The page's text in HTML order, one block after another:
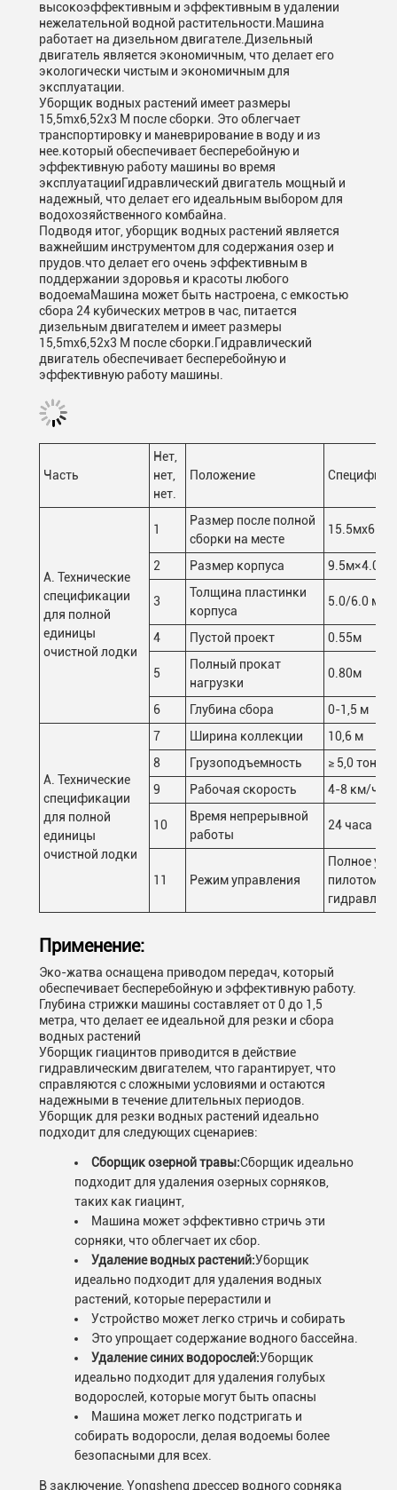
высокоэффективным и эффективным в удалении
нежелательной водной растительности.Машина
работает на дизельном двигателе.Дизельный
двигатель является экономичным, что делает его
экологически чистым и экономичным для
эксплуатации.
Уборщик водных растений имеет размеры
15,5mx6,52x3 M после сборки. Это облегчает
транспортировку и маневрирование в воду и из
нее.который обеспечивает бесперебойную и
эффективную работу машины во время
эксплуатацииГидравлический двигатель мощный и
надежный, что делает его идеальным выбором для
водохозяйственного комбайна.
Подводя итог, уборщик водных растений является
важнейшим инструментом для содержания озер и
прудов.что делает его очень эффективным в
поддержании здоровья и красоты любого
водоемаМашина может быть настроена, с емкостью
сбора 24 кубических метров в час, питается
дизельным двигателем и имеет размеры
15,5mx6,52x3 M после сборки.Гидравлический
двигатель обеспечивает бесперебойную и
эффективную работу машины.
Часть
Нет,
нет,
нет.
Положение
А. Технические
спецификации
для полной
единицы
очистной лодки
1
Размер после полной
сборки на месте
2 Размер корпуса
3
Толщина пластинки
корпуса
5.0/6.0 мм
4 Пустой проект 0.55м
5
Полный прокат
нагрузки
0.80м
6 Глубина сбора 0-1,5 м
А. Технические
спецификации
для полной
единицы
очистной лодки
7 Ширина коллекции
10,6 м
8
Грузоподъемность
≥ 5,0
9
Рабочая скорость 4-8 км/ч
10
Время непрерывной
работы
24 часа
11 Режим управления
Полное
пилотом и
Применение:
Эко-жатва оснащена приводом передач, который
обеспечивает бесперебойную и эффективную работу.
Глубина стрижки машины составляет от 0 до 1,5
метра, что делает ее идеальной для резки и сбора
водных растений
Уборщик гиацинтов приводится в действие
гидравлическим двигателем, что гарантирует, что
справляются с сложными условиями и остаются
надежными в течение длительных периодов.
Уборщик для резки водных растений идеально
подходит для следующих сценариев:
Сборщик озерной травы:Сборщик идеально
подходит для удаления озерных сорняков,
таких как гиацинт,
Машина может эффективно стричь эти
сорняки, что облегчает их сбор.
Удаление водных растений:Уборщик
идеально подходит для удаления водных
растений, которые перерастили и
Устройство может легко стричь и собирать
Это упрощает содержание водного бассейна.
Удаление синих водорослей:Уборщик
идеально подходит для удаления голубых
водорослей, которые могут быть опасны
Машина может легко подстригать и
собирать водоросли, делая водоемы более
безопасными для всех.
В заключение, Yongsheng дрессер водного сорняка